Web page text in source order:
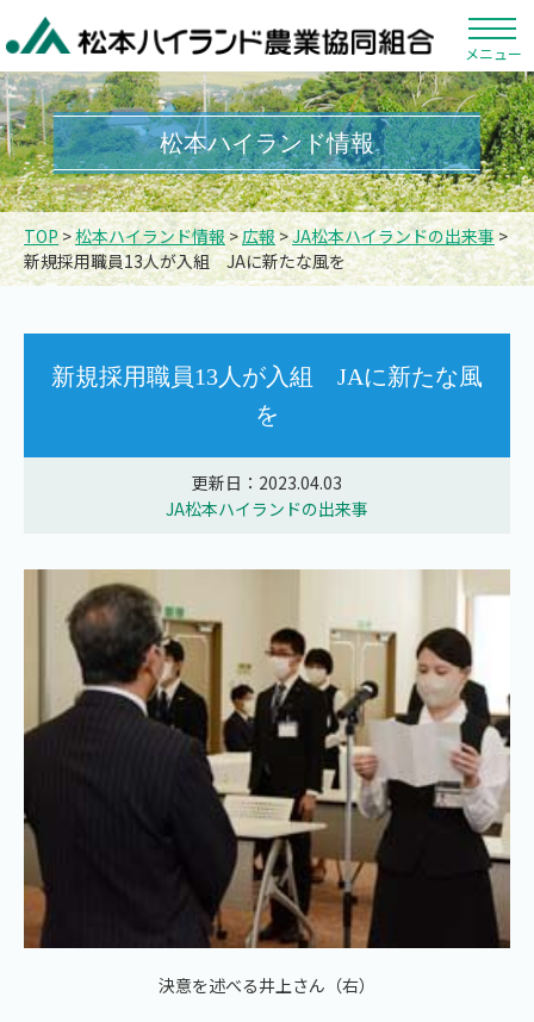
メニュー
松本ハイランド情報
TOP>松本ハイランド情報>広報>JA松本ハイランドの出来事 >
新規採用職員13人が入組 JAに新たな風を
新規採用職員13人が入組 JAに新たな風
を
更新日：2023.04.03
JA松本ハイランドの出来事
決意を述べる井上さん（右）